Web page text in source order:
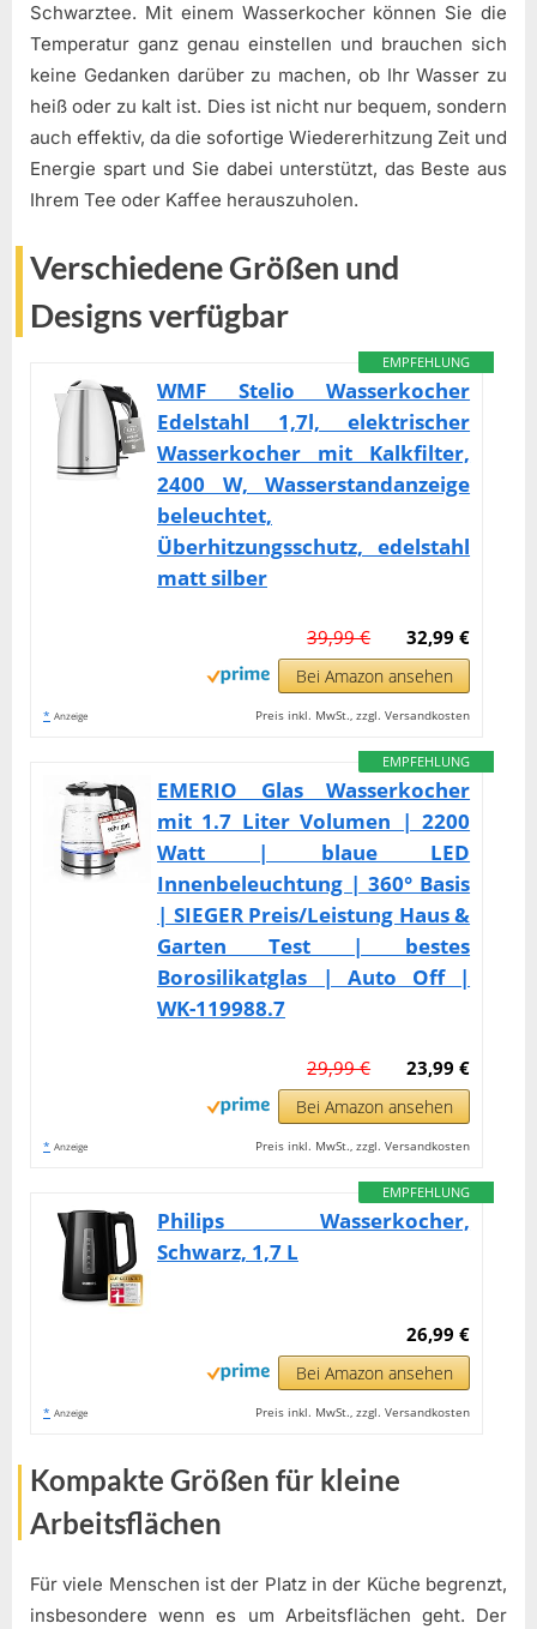
Schwarztee. Mit einem Wasserkocher können Sie die
Temperatur ganz genau einstellen und brauchen sich
keine Gedanken darüber zu machen, ob Ihr Wasser zu
heiß oder zu kalt ist. Dies ist nicht nur bequem, sondern
auch effektiv, da die sofortige Wiedererhitzung Zeit und
Energie spart und Sie dabei unterstützt, das Beste aus
Ihrem Tee oder Kaffee herauszuholen.
Verschiedene Größen und
Designs verfügbar
EMPFEHLUNG
WMF Stelio Wasserkocher
Edelstahl 1,7l, elektrischer
Wasserkocher mit Kalkfilter,
2400 W, Wasserstandanzeige
beleuchtet,
Überhitzungsschutz, edelstahl
matt silber
32,99 €
39,99 €
Bei Amazon ansehen
* Anzeige Preis inkl. MwSt., zzgl. Versandkosten
EMPFEHLUNG
EMERIO Glas Wasserkocher
mit 1.7 Liter Volumen | 2200
Watt | blaue LED
Innenbeleuchtung | 360° Basis
| SIEGER Preis/Leistung Haus &
Garten Test | bestes
Borosilikatglas | Auto Off |
WK-119988.7
23,99 €
29,99 €
Bei Amazon ansehen
* Anzeige Preis inkl. MwSt., zzgl. Versandkosten
EMPFEHLUNG
Philips Wasserkocher,
Schwarz, 1,7 L
26,99 €
Bei Amazon ansehen
* Anzeige Preis inkl. MwSt., zzgl. Versandkosten
Kompakte Größen für kleine
Arbeitsflächen
Für viele Menschen ist der Platz in der Küche begrenzt,
insbesondere wenn es um Arbeitsflächen geht. Der